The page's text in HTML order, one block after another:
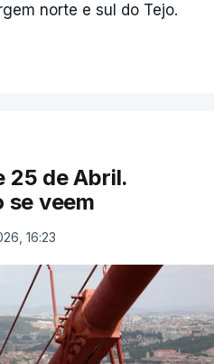
norte e sul do Tejo.
25 de Abril.
se veem
16:23